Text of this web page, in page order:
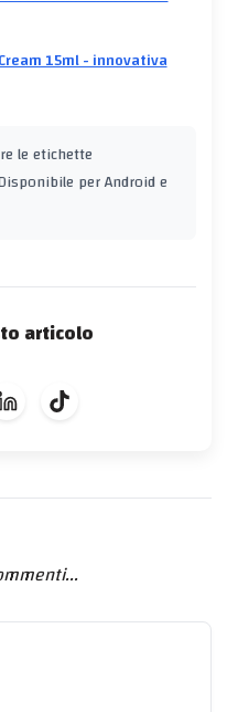
15ml - innovativa
le etichette
per Android e
articolo